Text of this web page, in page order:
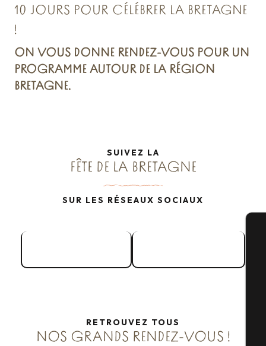
10 JOURS POUR CÉLÉBRER LA BRETAGNE
!
ON VOUS DONNE RENDEZ-VOUS POUR UN
PROGRAMME AUTOUR DE LA RÉGION
BRETAGNE.
SUIVEZ LA
FÊTE DE LA BRETAGNE
SUR LES RÉSEAUX SOCIAUX
RETROUVEZ TOUS
NOS GRANDS RENDEZ-VOUS !